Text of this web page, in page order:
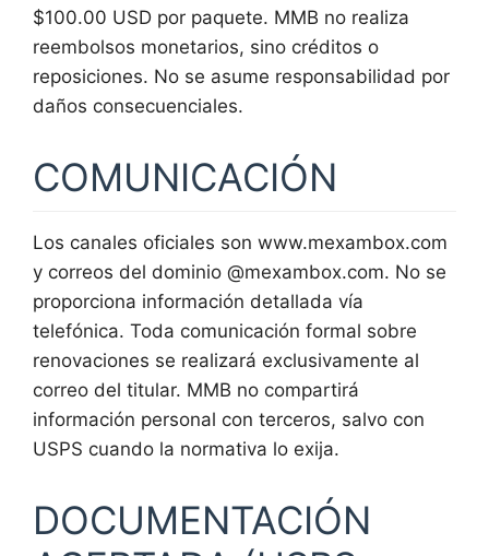
$100.00 USD por paquete. MMB no realiza
reembolsos monetarios, sino créditos o
reposiciones. No se asume responsabilidad por
daños consecuenciales.
COMUNICACIÓN
Los canales oficiales son www.mexambox.com
y correos del dominio @mexambox.com. No se
proporciona información detallada vía
telefónica. Toda comunicación formal sobre
renovaciones se realizará exclusivamente al
correo del titular. MMB no compartirá
información personal con terceros, salvo con
USPS cuando la normativa lo exija.
DOCUMENTACIÓN